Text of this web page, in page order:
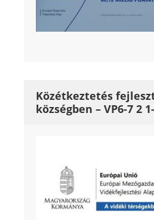
Közétkeztetés
községben – VP6-7 2